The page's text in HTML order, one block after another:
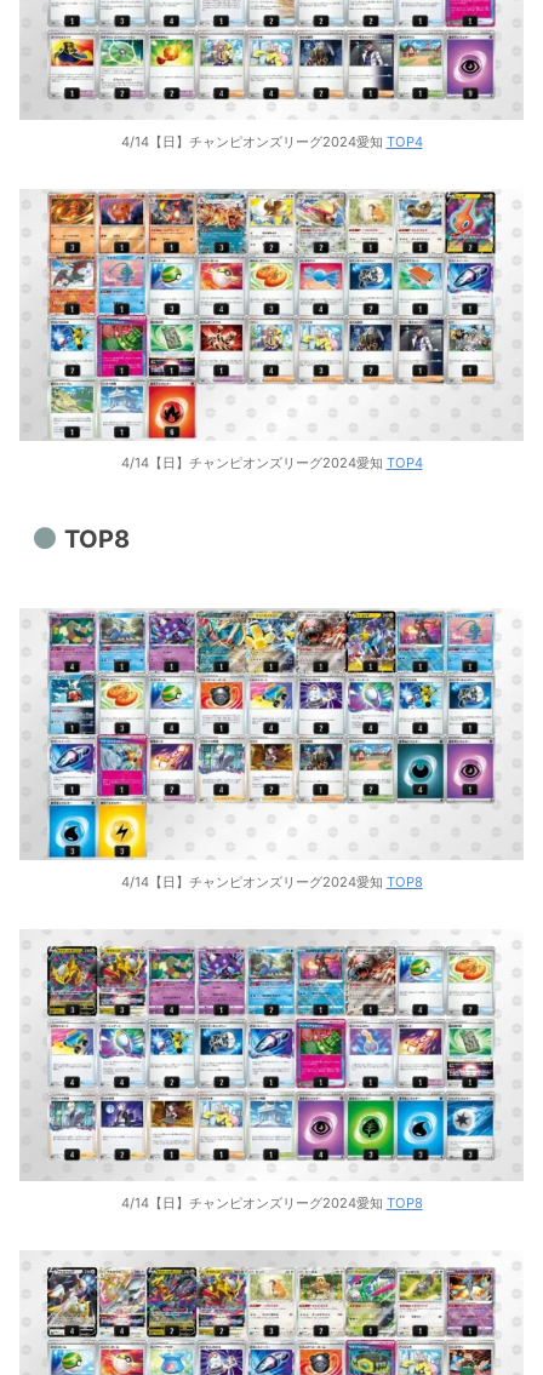
4/14【日】チャンピオンズリーグ2024愛知 TOP4
4/14【日】チャンピオンズリーグ2024愛知 TOP4
TOP8
4/14【日】チャンピオンズリーグ2024愛知 TOP8
4/14【日】チャンピオンズリーグ2024愛知 TOP8